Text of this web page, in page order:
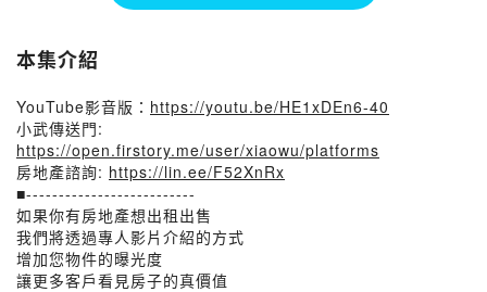
本集介紹
YouTube影音版： https://youtu.be/HE1xDEn6-40
小武傳送門:
https://open.firstory.me/user/xiaowu/platforms
房地產諮詢: https://lin.ee/F52XnRx
■--------------------------
如果你有房地產想出租出售
我們將透過專人影片介紹的方式
增加您物件的曝光度
讓更多客戶看見房子的真價值